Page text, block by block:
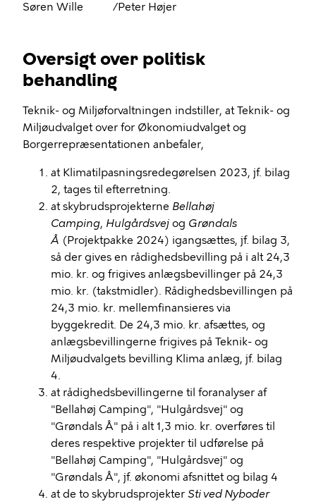
Søren Wille /Peter Højer
Oversigt over politisk
behandling
Teknik- og Miljøforvaltningen indstiller, at Teknik- og
Miljøudvalget over for Økonomiudvalget og
Borgerrepræsentationen anbefaler,
at Klimatilpasningsredegørelsen 2023, jf. bilag
2, tages til efterretning.
at skybrudsprojekterne Bellahøj
Camping, Hulgårdsvej og Grøndals
Å (Projektpakke 2024) igangsættes, jf. bilag 3,
så der gives en rådighedsbevilling på i alt 24,3
mio. kr. og frigives anlægsbevillinger på 24,3
mio. kr. (takstmidler). Rådighedsbevillingen på
24,3 mio. kr. mellemfinansieres via
byggekredit. De 24,3 mio. kr. afsættes, og
anlægsbevillingerne frigives på Teknik- og
Miljøudvalgets bevilling Klima anlæg, jf. bilag
4.
at rådighedsbevillingerne til foranalyser af
"Bellahøj Camping", "Hulgårdsvej" og
"Grøndals Å" på i alt 1,3 mio. kr. overføres til
deres respektive projekter til udførelse på
"Bellahøj Camping", "Hulgårdsvej" og
"Grøndals Å", jf. økonomi afsnittet og bilag 4
at de to skybrudsprojekter Sti ved Nyboder